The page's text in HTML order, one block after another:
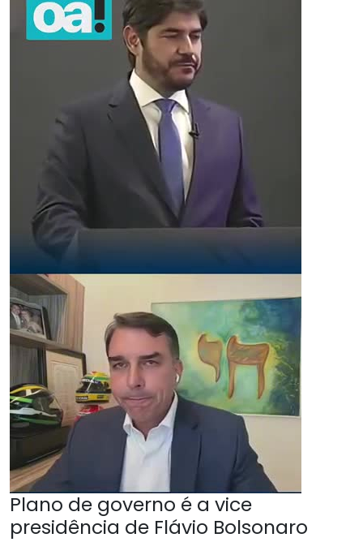
Plano de governo é a vice
presidência de Flávio Bolsonaro